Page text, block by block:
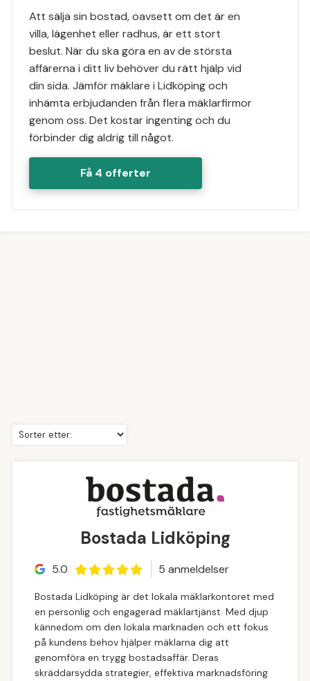
Att sälja sin bostad, oavsett om det är en
villa, lägenhet eller radhus, är ett stort
beslut. När du ska göra en av de största
affärerna i ditt liv behöver du rätt hjälp vid
din sida. Jämför mäklare i Lidköping och
inhämta erbjudanden från flera mäklarfirmor
genom oss. Det kostar ingenting och du
förbinder dig aldrig till något.
Få 4 offerter
Bostada Lidköping
5.0 5 anmeldelser
Bostada Lidköping är det lokala mäklarkontoret med
en personlig och engagerad mäklartjänst. Med djup
kännedom om den lokala marknaden och ett fokus
på kundens behov hjälper mäklarna dig att
genomföra en trygg bostadsaffär. Deras
skräddarsydda strategier, effektiva marknadsföring